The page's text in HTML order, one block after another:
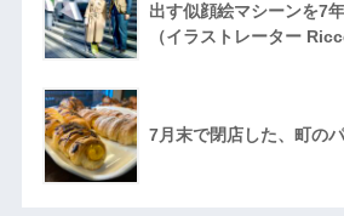
出す似顔絵マシーンを7
（イラストレーター
7月末で閉店した、町の